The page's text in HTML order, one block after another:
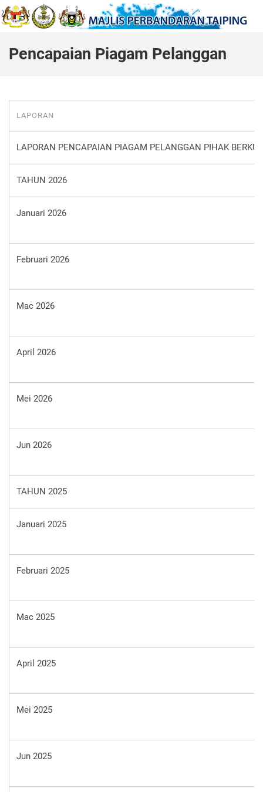
Pencapaian Piagam Pelanggan
LAPORAN
LAPORAN PENCAPAIAN PIAGAM PELANGGAN PIHAK
TAHUN 2026
Januari 2026
Februari 2026
Mac 2026
April 2026
Mei 2026
Jun 2026
TAHUN 2025
Januari 2025
Februari 2025
Mac 2025
April 2025
Mei 2025
Jun 2025